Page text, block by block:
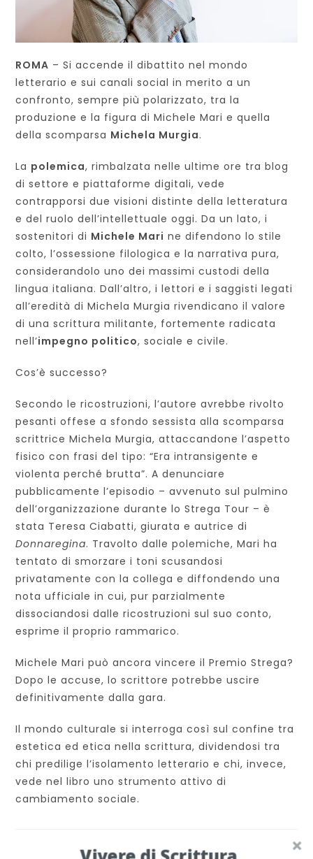
ROMA – Si accende il dibattito nel mondo
letterario e sui canali social in merito a un
confronto, sempre più polarizzato, tra la
produzione e la figura di Michele Mari e quella
della scomparsa Michela Murgia.
La polemica, rimbalzata nelle ultime ore tra blog
di settore e piattaforme digitali, vede
contrapporsi due visioni distinte della letteratura
e del ruolo dell’intellettuale oggi. Da un lato, i
sostenitori di Michele Mari ne difendono lo stile
colto, l’ossessione filologica e la narrativa pura,
considerandolo uno dei massimi custodi della
lingua italiana. Dall’altro, i lettori e i saggisti legati
all’eredità di Michela Murgia rivendicano il valore
di una scrittura militante, fortemente radicata
nell’impegno politico, sociale e civile.
Cos’è successo?
Secondo le ricostruzioni, l’autore avrebbe rivolto
pesanti offese a sfondo sessista alla scomparsa
scrittrice Michela Murgia, attaccandone l’aspetto
fisico con frasi del tipo: “Era intransigente e
violenta perché brutta”. A denunciare
pubblicamente l’episodio – avvenuto sul pulmino
dell’organizzazione durante lo Strega Tour – è
stata Teresa Ciabatti, giurata e autrice di
Donnaregina. Travolto dalle polemiche, Mari ha
tentato di smorzare i toni scusandosi
privatamente con la collega e diffondendo una
nota ufficiale in cui, pur parzialmente
dissociandosi dalle ricostruzioni sul suo conto,
esprime il proprio rammarico.
Michele Mari può ancora vincere il Premio Strega?
Dopo le accuse, lo scrittore potrebbe uscire
definitivamente dalla gara.
Il mondo culturale si interroga così sul confine tra
estetica ed etica nella scrittura, dividendosi tra
chi predilige l’isolamento letterario e chi, invece,
vede nel libro uno strumento attivo di
cambiamento sociale.